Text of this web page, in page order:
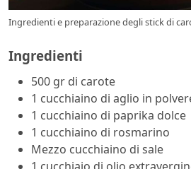
Ingredienti e preparazione degli stick di
Ingredienti
500 gr di carote
1 cucchiaino di aglio in
1 cucchiaino di paprika dolce
1 cucchiaino di rosmarino
Mezzo cucchiaino di sale